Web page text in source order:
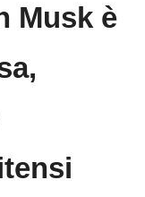
Musk è